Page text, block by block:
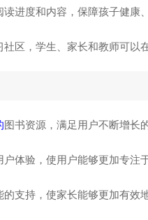
进度和内容，保障孩子健康
区，学生、家长和教师可以
图书资源，满足用户不断增长
体验，使用户能够更加专注于
支持，使家长能够更加有效